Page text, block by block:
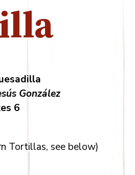
González
6
Tortillas, see below)